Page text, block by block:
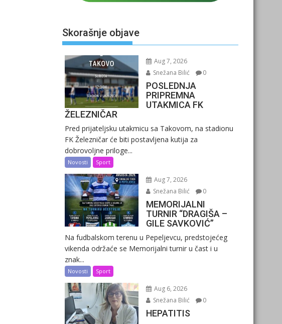
Skorašnje objave
Aug 7, 2026
Snežana Bilić
0
POSLEDNJA
PRIPREMNA
UTAKMICA FK
ŽELEZNIČAR
Pred prijateljsku utakmicu sa Takovom, na stadionu
FK Železničar će biti postavljena kutija za
dobrovoljne priloge...
Novosti Sport
Aug 7, 2026
Snežana Bilić
0
MEMORIJALNI
TURNIR “DRAGIŠA –
GILE SAVKOVIĆ”
Na fudbalskom terenu u Pepeljevcu, predstojećeg
vikenda održaće se Memorijalni turnir u čast i u
znak...
Novosti Sport
Aug 6, 2026
Snežana Bilić
0
HEPATITIS